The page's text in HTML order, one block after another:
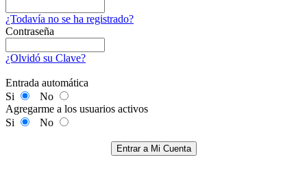
¿Todavía no se ha registrado?
Contraseña
¿Olvidó su Clave?
Entrada automática
Si
No
Agregarme a los usuarios activos
Si
No
Entrar a Mi Cuenta